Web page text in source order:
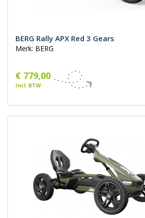
BERG Rally APX Red 3 Gears
Merk: BERG
€ 779,00
Incl. BTW